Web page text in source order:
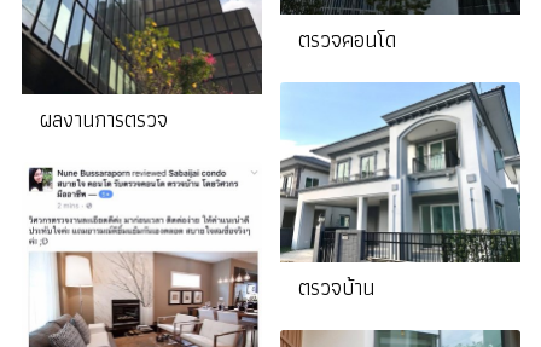
ตรวจคอนโด
ผลงานการตรวจ
ตรวจบ้าน